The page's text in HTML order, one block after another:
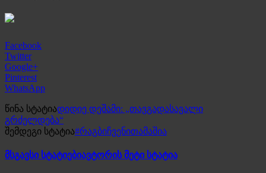
Facebook
Twitter
Google+
Pinterest
WhatsApp
წინა სტატიადიდიე დეშამი: „თავგადასავალი
გრძელდება“
შემდეგი სტატია#რაგბიჩვენითამაშია
მსგავსი სტატიებიავტორის მეტი სტატია